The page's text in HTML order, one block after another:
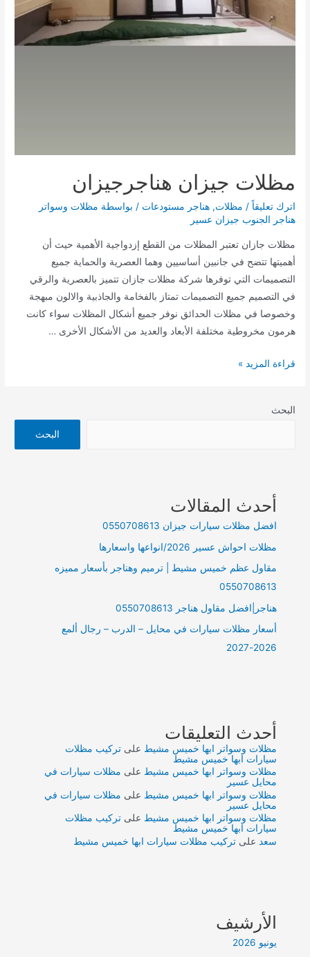
مظلات جيزان هناجرجيزان
اترك تعليقاً / مظلات,هناجر مستودعات / بواسطة مظلات وسواتر
هناجر الجنوب جيزان عسير
مظلات جازان تعتبر المظلات من القطع إزدواجية الأهمية حيث أن
أهميتها تتضح في جانبين أساسيين وهما العصرية والحماية جميع
التصميمات التي توفرها شركة مظلات جازان تتميز بالعصرية والرقي
في التصميم جميع التصميمات تمتاز بالفخامة والجاذبية والالون مبهجة
وخصوصا في مظلات الحدائق نوفر جميع أشكال المظلات سواء كانت
هرمون مخروطية مختلفة الأبعاد والعديد من الأشكال الأخرى …
مظلات
قراءة المزيد »
البحث
البحث
أحدث المقالات
افضل مظلات سيارات جيزان 0550708613
مظلات احواش عسير 2026/انواعها واسعارها
مقاول عظم خميس مشيط | ترميم وهناجر بأسعار مميزه
0550708613
هناجر|افضل مقاول هناجر 0550708613
أسعار مظلات سيارات في محايل – الدرب – رجال ألمع
2026-2027
أحدث التعليقات
مظلات وسواتر ابها خميس مشيط علىتركيب مظلات
سيارات ابها خميس مشيط
مظلات وسواتر ابها خميس مشيط على مظلات سيارات في
محايل عسير
مظلات وسواتر ابها خميس مشيط على مظلات سيارات في
محايل عسير
مظلات وسواتر ابها خميس مشيط علىتركيب مظلات
سيارات ابها خميس مشيط
سعد علىتركيب مظلات سيارات ابها خميس مشيط
الأرشيف
يونيو 2026